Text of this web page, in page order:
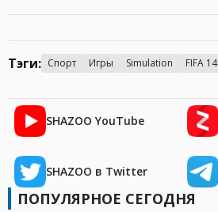
Тэги: Спорт Игры Simulation FIFA 14
SHAZOO YouTube
SHAZOO в Twitter
ПОПУЛЯРНОЕ СЕГОДНЯ